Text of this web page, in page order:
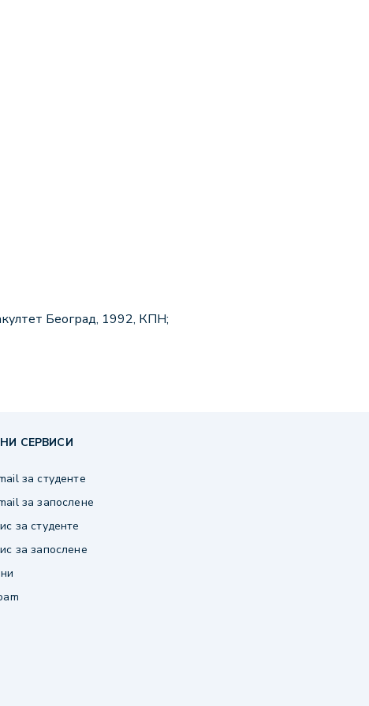
Београд, 1992, КПН;
СЕРВИСИ
за студенте
за запослене
за студенте
за запослене